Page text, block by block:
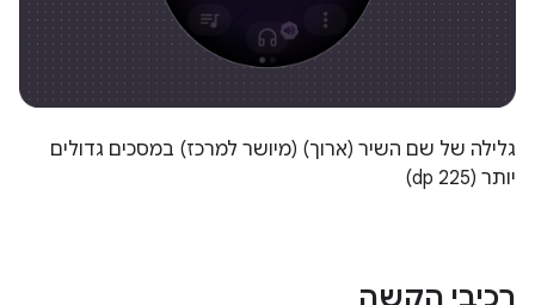
גלילה של שם השיר (ארוך) (מיושר למרכז) במסכים גדולים
יותר (225 dp)